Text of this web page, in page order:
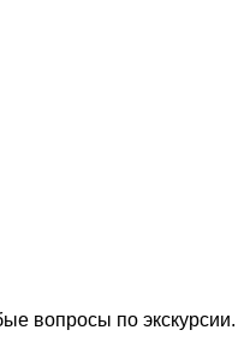
вопросы по экскурсии.